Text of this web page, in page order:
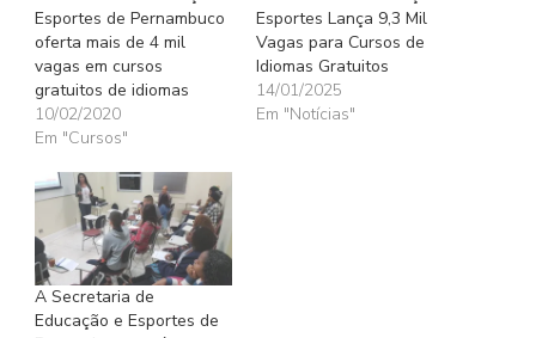
Esportes de Pernambuco
oferta mais de 4 mil
vagas em cursos
gratuitos de idiomas
10/02/2020
Em "Cursos"
Esportes Lança 9,3 Mil
Vagas para Cursos de
Idiomas Gratuitos
14/01/2025
Em "Notícias"
A Secretaria de
Educação e Esportes de